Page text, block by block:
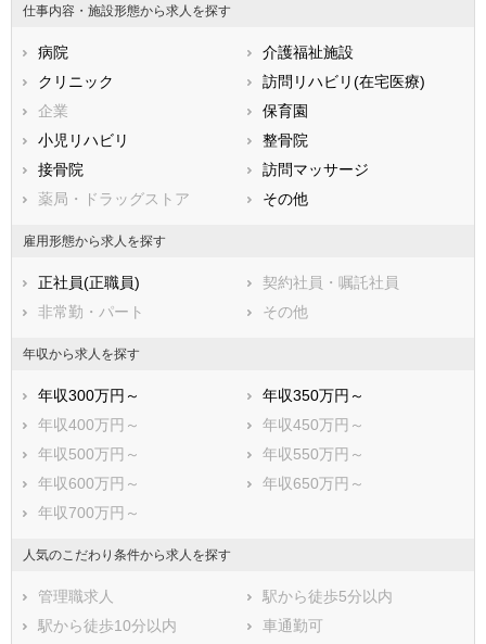
香川県
高知県
福岡県
長崎県
熊本県
鹿児島県
仕事内容・施設形態から求人を探す
病院
介護福祉施設
クリニック
訪問リハビリ(在宅医療)
企業
保育園
小児リハビリ
整骨院
接骨院
訪問マッサージ
薬局・ドラッグストア
その他
雇用形態から求人を探す
正社員(正職員)
契約社員・嘱託社員
非常勤・パート
その他
年収から求人を探す
年収300万円～
年収350万円～
年収400万円～
年収450万円～
年収500万円～
年収550万円～
年収600万円～
年収650万円～
年収700万円～
人気のこだわり条件から求人を探す
管理職求人
駅から徒歩5分以内
駅から徒歩10分以内
車通勤可